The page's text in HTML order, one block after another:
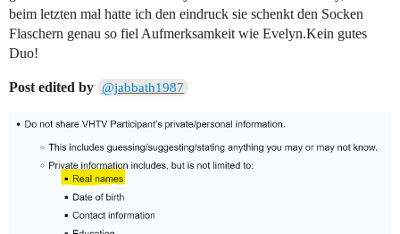
beim letzten mal hatte ich den eindruck sie schenkt den Socken
Flaschern genau so fiel Aufmerksamkeit wie Evelyn.Kein gutes
Duo!
Post edited by @jabbath1987